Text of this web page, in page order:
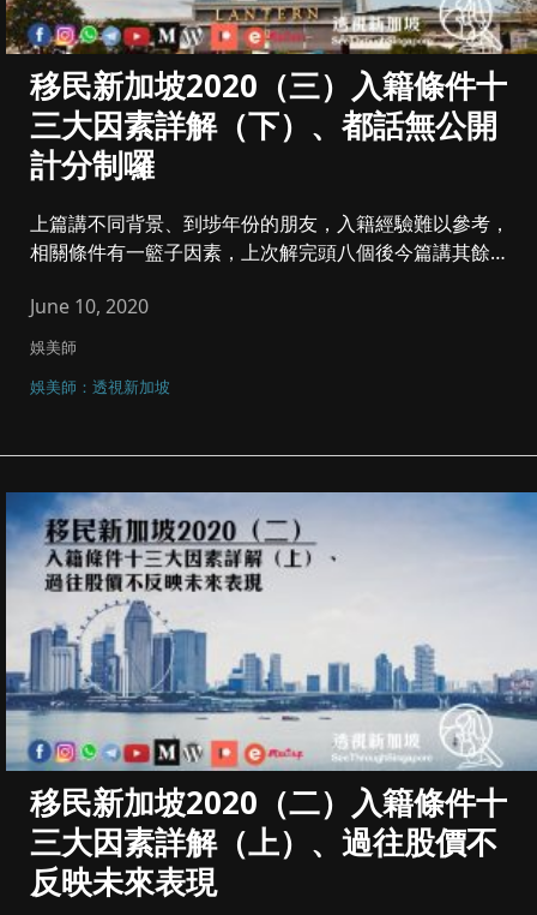
移民新加坡2020（三）入籍條件十
三大因素詳解（下）、都話無公開
計分制囉
上篇講不同背景、到埗年份的朋友，入籍經驗難以參考，
相關條件有一籃子因素，上次解完頭八個後今篇講其餘五
June 10, 2020
娛美師
娛美師：透視新加坡
移民新加坡2020（二）入籍條件十
三大因素詳解（上）、過往股價不
反映未來表現